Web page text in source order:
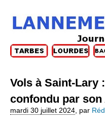
Vols à Saint-Lary
confondu par son
mardi 30 juillet 2024 par